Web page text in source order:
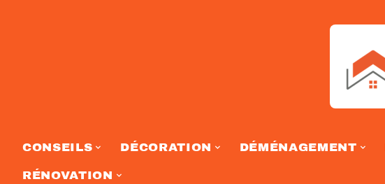
CONSEILS DÉCORATION DÉMÉNAGEMENT
RÉNOVATION